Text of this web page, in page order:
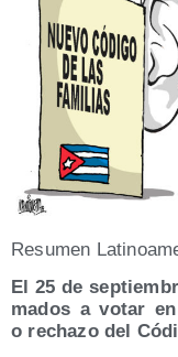
Resu­men
El 25 de
ma­dos a votar
o recha­zo del